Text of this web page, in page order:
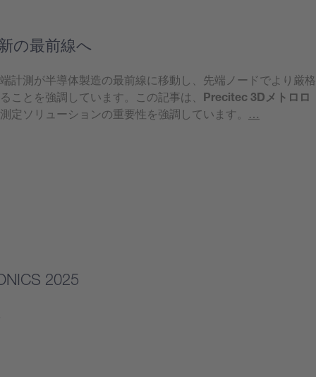
の最前線へ
計測が半導体製造の最前線に移動し、先端ノードでより厳格
ことを強調しています。この記事は、 Precitec 3Dメトロロ
定ソリューションの重要性を強調しています。 …
2025